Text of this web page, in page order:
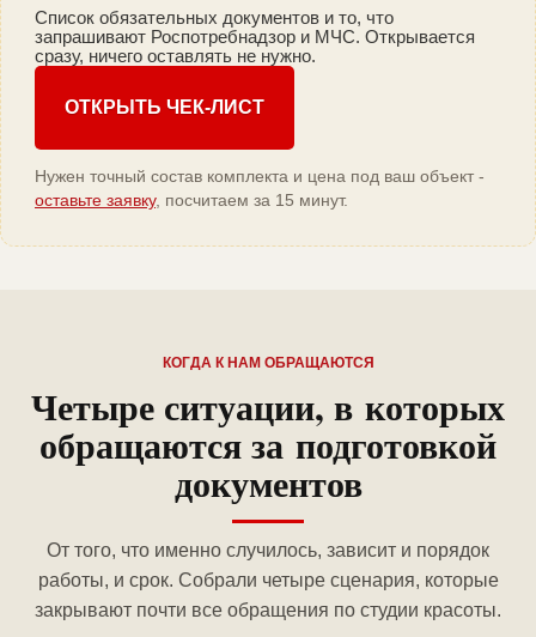
Список обязательных документов и то, что
запрашивают Роспотребнадзор и МЧС. Открывается
сразу, ничего оставлять не нужно.
ОТКРЫТЬ ЧЕК-ЛИСТ
Нужен точный состав комплекта и цена под ваш объект -
оставьте заявку, посчитаем за 15 минут.
КОГДА К НАМ ОБРАЩАЮТСЯ
Четыре ситуации, в которых
обращаются за подготовкой
документов
От того, что именно случилось, зависит и порядок
работы, и срок. Собрали четыре сценария, которые
закрывают почти все обращения по студии красоты.